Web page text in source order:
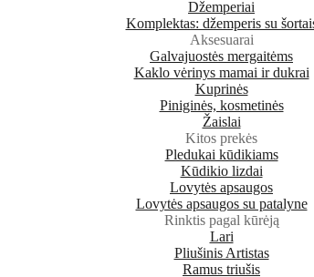
Džemperiai
Komplektas: džemperis su
Aksesuarai
Galvajuostės mergaitėms
Kaklo vėrinys mamai ir dukrai
Kuprinės
Piniginės, kosmetinės
Žaislai
Kitos prekės
Pledukai kūdikiams
Kūdikio lizdai
Lovytės apsaugos
Lovytės apsaugos su patalyne
Rinktis pagal kūrėją
Lari
Pliušinis Artistas
Ramus triušis